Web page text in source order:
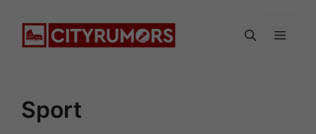
Menu
Sport